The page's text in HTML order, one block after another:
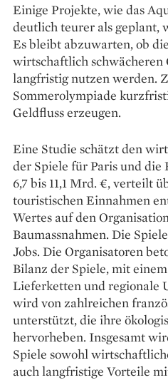
Einige Projekte, wie das
deutlich teurer als geplant,
Es bleibt abzuwarten, ob
wirtschaftlich schwächeren
langfristig nutzen werden.
Sommerolympiade
Geldfluss erzeugen.
Eine Studie schätzt den
der Spiele für Paris und
6,7 bis 11,1 Mrd. €, verteilt
touristischen Einnahmen
Wertes auf den
Baumassnahmen. Die
Jobs. Die Organisatoren
Bilanz der Spiele, mit
Lieferketten und regionale
wird von zahlreichen
unterstützt, die ihre
hervorheben. Insgesamt
Spiele sowohl
auch langfristige Vorteile